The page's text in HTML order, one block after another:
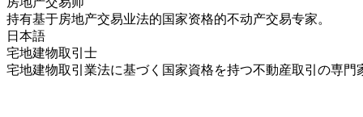
持有基于房地产交易业法的国家资格的不动产交易专家。
日本語
宅地建物取引士
宅地建物取引業法に基づく国家資格を持つ不動産取引の専門